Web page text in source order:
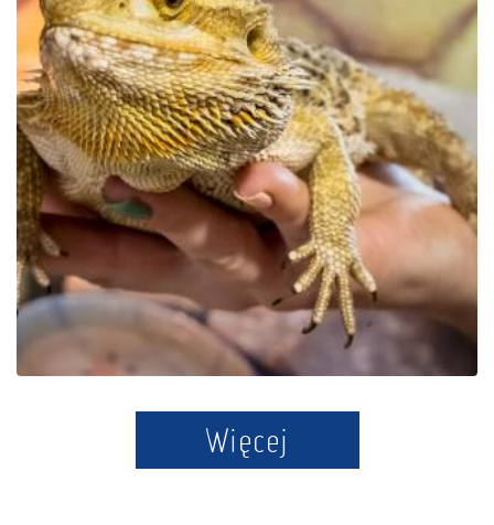
Der Bildungspark Zoo –
Exotische Kaschubei in
Tuchlino
Więcej